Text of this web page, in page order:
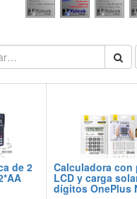
de 2 Calculadora con
LCD y carga
dígitos OnePlus